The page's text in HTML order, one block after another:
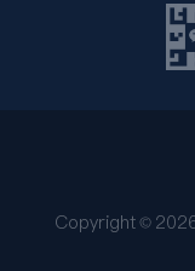
Copyright ©